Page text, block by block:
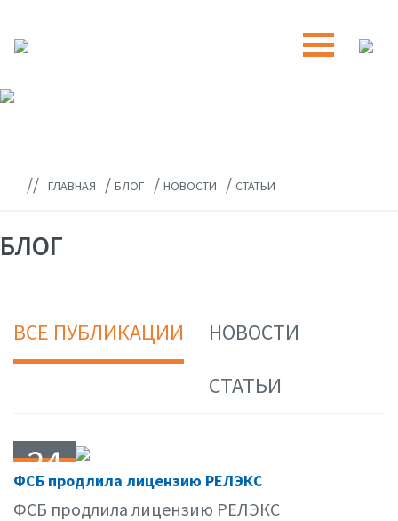
// ГЛАВНАЯ / БЛОГ / НОВОСТИ / СТАТЬИ
БЛОГ
ВСЕ ПУБЛИКАЦИИ
НОВОСТИ
СТАТЬИ
24
05.11
ФСБ продлила лицензию РЕЛЭКС
ФСБ продлила лицензию РЕЛЭКС